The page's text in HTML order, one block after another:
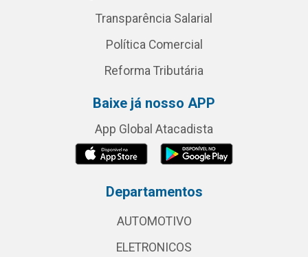
Transparência Salarial
Política Comercial
Reforma Tributária
Baixe já nosso APP
App Global Atacadista
Departamentos
AUTOMOTIVO
ELETRONICOS